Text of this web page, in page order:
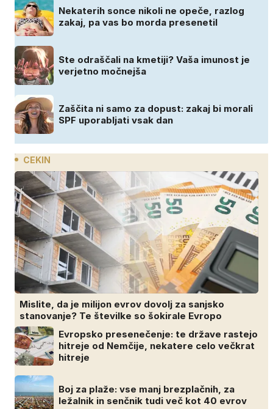
Nekaterih sonce nikoli ne opeče, razlog
zakaj, pa vas bo morda presenetil
Ste odraščali na kmetiji? Vaša imunost je
verjetno močnejša
Zaščita ni samo za dopust: zakaj bi morali
SPF uporabljati vsak dan
CEKIN
Mislite, da je milijon evrov dovolj za sanjsko
stanovanje? Te številke so šokirale Evropo
Evropsko presenečenje: te države rastejo
hitreje od Nemčije, nekatere celo večkrat
hitreje
Boj za plaže: vse manj brezplačnih, za
ležalnik in senčnik tudi več kot 40 evrov